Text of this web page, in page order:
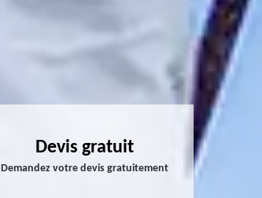
Devis gratuit
Demandez votre devis gratuitement